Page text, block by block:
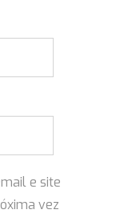
e site
vez